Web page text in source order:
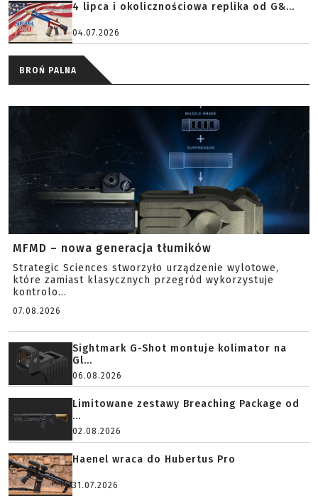
4 lipca i okolicznościowa replika od G&...
04.07.2026
BROŃ PALNA
MFMD – nowa generacja tłumików
Strategic Sciences stworzyło urządzenie wylotowe,
które zamiast klasycznych przegród wykorzystuje
kontrolo...
07.08.2026
Sightmark G-Shot montuje kolimator na
Gl...
06.08.2026
Limitowane zestawy Breaching Package od
...
02.08.2026
Haenel wraca do Hubertus Pro
31.07.2026